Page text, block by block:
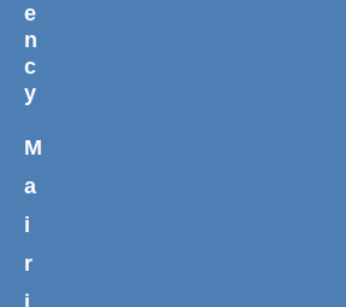
e
n
c
y
M
a
i
r
i